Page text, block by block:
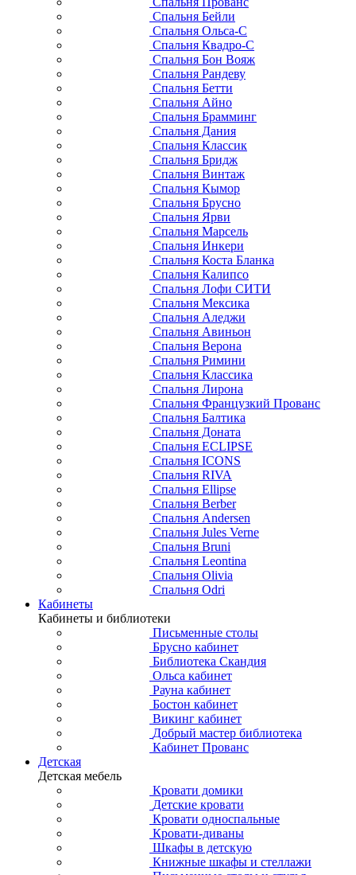
Спальня Бейли
Спальня Ольса-С
Спальня Квадро-С
Спальня Бон Вояж
Спальня Рандеву
Спальня Бетти
Спальня Айно
Спальня Брамминг
Спальня Дания
Спальня Классик
Спальня Бридж
Спальня Винтаж
Спальня Кымор
Спальня Брусно
Спальня Ярви
Спальня Марсель
Спальня Инкери
Спальня Коста Бланка
Спальня Калипсо
Спальня Лофи СИТИ
Спальня Мексика
Спальня Аледжи
Спальня Авиньон
Спальня Верона
Спальня Римини
Спальня Классика
Спальня Лирона
Спальня Французкий Прованс
Спальня Балтика
Спальня Доната
Спальня ECLIPSE
Спальня ICONS
Спальня RIVA
Спальня Ellipse
Спальня Berber
Спальня Andersen
Спальня Jules Verne
Спальня Bruni
Спальня Leontina
Спальня Olivia
Спальня Odri
Кабинеты
Кабинеты и библиотеки
Письменные столы
Брусно кабинет
Библиотека Скандия
Ольса кабинет
Рауна кабинет
Бостон кабинет
Викинг кабинет
Добрый мастер библиотека
Кабинет Прованс
Детская
Детская мебель
Кровати домики
Детские кровати
Кровати односпальные
Кровати-диваны
Шкафы в детскую
Книжные шкафы и стеллажи